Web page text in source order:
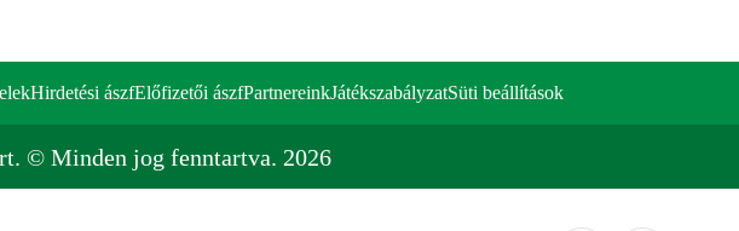
Hirdetési ászfElőfizetői ászfPartnereinkJátékszabályzatSüti beállítások
© Minden jog fenntartva. 2026